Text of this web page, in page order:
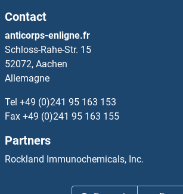
RNA Binding Motif Protein 24 Anticorps
RNA Binding Motif Protein 8A Anticorps
RNA Methyltransferase Like 1 Anticorps
RNASE1 Anticorps
RNASE10 Anticorps
Contact
anticorps-enligne.fr
Schloss-Rahe-Str. 15
52072, Aachen
Allemagne
Tel +49 (0)241 95 163 153
Fax +49 (0)241 95 163 155
Partners
Rockland Immunochemicals, Inc.